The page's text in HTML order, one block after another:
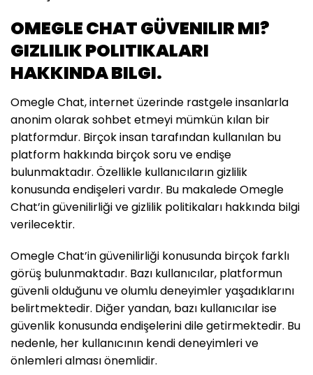
OMEGLE CHAT GÜVENILIR MI?
GIZLILIK POLITIKALARI
HAKKINDA BILGI.
Omegle Chat, internet üzerinde rastgele insanlarla
anonim olarak sohbet etmeyi mümkün kılan bir
platformdur. Birçok insan tarafından kullanılan bu
platform hakkında birçok soru ve endişe
bulunmaktadır. Özellikle kullanıcıların gizlilik
konusunda endişeleri vardır. Bu makalede Omegle
Chat’in güvenilirliği ve gizlilik politikaları hakkında bilgi
verilecektir.
Omegle Chat’in güvenilirliği konusunda birçok farklı
görüş bulunmaktadır. Bazı kullanıcılar, platformun
güvenli olduğunu ve olumlu deneyimler yaşadıklarını
belirtmektedir. Diğer yandan, bazı kullanıcılar ise
güvenlik konusunda endişelerini dile getirmektedir. Bu
nedenle, her kullanıcının kendi deneyimleri ve
önlemleri alması önemlidir.